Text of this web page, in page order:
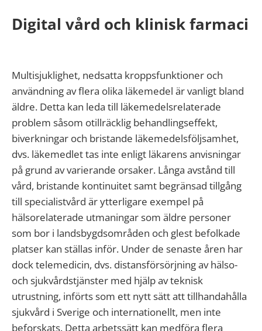
Digital vård och klinisk farmaci
Multisjuklighet, nedsatta kroppsfunktioner och
användning av flera olika läkemedel är vanligt bland
äldre. Detta kan leda till läkemedelsrelaterade
problem såsom otillräcklig behandlingseffekt,
biverkningar och bristande läkemedelsföljsamhet,
dvs. läkemedlet tas inte enligt läkarens anvisningar
på grund av varierande orsaker. Långa avstånd till
vård, bristande kontinuitet samt begränsad tillgång
till specialistvård är ytterligare exempel på
hälsorelaterade utmaningar som äldre personer
som bor i landsbygdsområden och glest befolkade
platser kan ställas inför. Under de senaste åren har
dock telemedicin, dvs. distansförsörjning av hälso-
och sjukvårdstjänster med hjälp av teknisk
utrustning, införts som ett nytt sätt att tillhandahålla
sjukvård i Sverige och internationellt, men inte
beforskats. Detta arbetssätt kan medföra flera